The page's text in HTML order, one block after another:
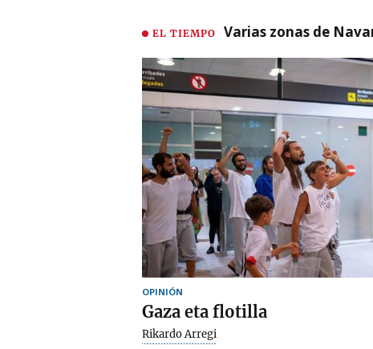
EL TIEMPO Varias zonas de
OPINIÓN
Gaza eta flotilla
Rikardo Arregi